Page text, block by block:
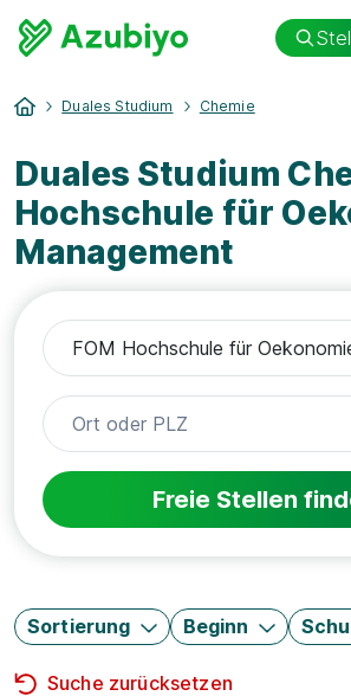
Duales Studium Chemie
Duales Studium
Hochschule für
Management
Freie Stellen
Sortierung Beginn
Suche zurücksetzen